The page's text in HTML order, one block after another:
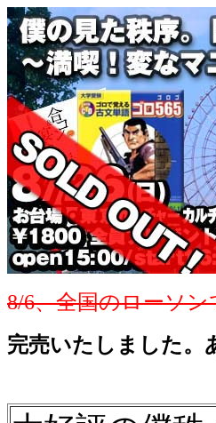
8/6、全国のローソ
完売いたしました。